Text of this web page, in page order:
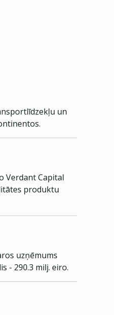
un
Verdant Capital
produktu
uzņēmums
- 290.3 milj. eiro.